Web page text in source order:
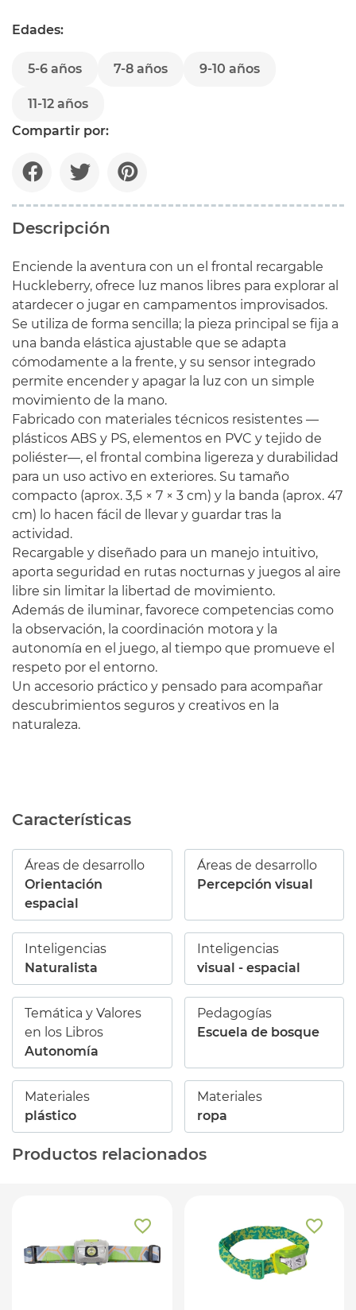
Edades:
5-6 años 7-8 años 9-10 años
11-12 años
Compartir por:
Descripción
Enciende la aventura con un el frontal recargable
Huckleberry, ofrece luz manos libres para explorar al
atardecer o jugar en campamentos improvisados.
Se utiliza de forma sencilla; la pieza principal se fija a
una banda elástica ajustable que se adapta
cómodamente a la frente, y su sensor integrado
permite encender y apagar la luz con un simple
movimiento de la mano.
Fabricado con materiales técnicos resistentes —
plásticos ABS y PS, elementos en PVC y tejido de
poliéster—, el frontal combina ligereza y durabilidad
para un uso activo en exteriores. Su tamaño
compacto (aprox. 3,5 × 7 × 3 cm) y la banda (aprox. 47
cm) lo hacen fácil de llevar y guardar tras la
actividad.
Recargable y diseñado para un manejo intuitivo,
aporta seguridad en rutas nocturnas y juegos al aire
libre sin limitar la libertad de movimiento.
Además de iluminar, favorece competencias como
la observación, la coordinación motora y la
autonomía en el juego, al tiempo que promueve el
respeto por el entorno.
Un accesorio práctico y pensado para acompañar
descubrimientos seguros y creativos en la
naturaleza.
Características
Áreas de desarrollo
Orientación
espacial
Áreas de desarrollo
Percepción visual
Inteligencias
Naturalista
Inteligencias
visual - espacial
Temática y Valores
en los Libros
Autonomía
Pedagogías
Escuela de bosque
Materiales
plástico
Materiales
ropa
Productos relacionados